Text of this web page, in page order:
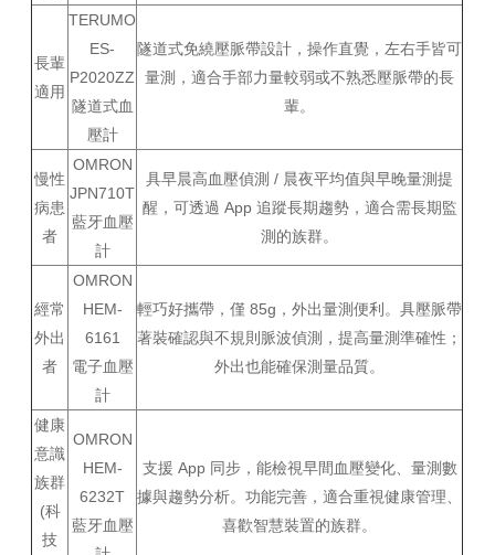
長輩
適用
TERUMO
ES-
P2020ZZ
隧道式血
壓計
隧道式免繞壓脈帶設計，操作直覺，左右手皆可
量測，適合手部力量較弱或不熟悉壓脈帶的長
輩。
慢性
病患
者
OMRON
JPN710T
藍牙血壓
計
具早晨高血壓偵測 / 晨夜平均值與早晚量測提
醒，可透過 App 追蹤長期趨勢，適合需長期監
測的族群。
經常
外出
者
OMRON
HEM-
6161
電子血壓
計
輕巧好攜帶，僅 85g，外出量測便利。具壓脈帶
著裝確認與不規則脈波偵測，提高量測準確性；
外出也能確保測量品質。
健康
意識
族群
(科
技
OMRON
HEM-
6232T
藍牙血壓
支援 App 同步，能檢視早間血壓變化、量測數
據與趨勢分析。功能完善，適合重視健康管理、
喜歡智慧裝置的族群。